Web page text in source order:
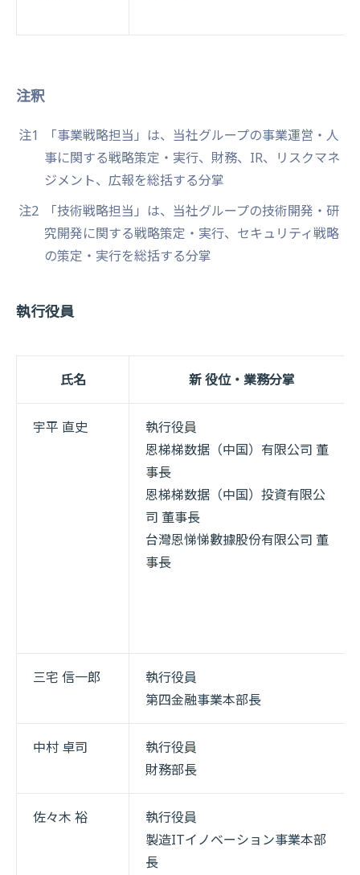
注釈
注1
「事業戦略担当」は、当社グループの事業運営・人
事に関する戦略策定・実行、財務、IR、リスクマネ
ジメント、広報を総括する分掌
注2
「技術戦略担当」は、当社グループの技術開発・研
究開発に関する戦略策定・実行、セキュリティ戦略
の策定・実行を総括する分掌
執行役員
氏名 新 役位・業務分掌
宇平 直史
執行役員
恩梯梯数据（中国）有限公司 董
事長
恩梯梯数据（中国）投資有限公
司 董事長
台灣恩悌悌數據股份有限公司 董
事長
三宅 信一郎
執行役員
第四金融事業本部長
中村 卓司
執行役員
財務部長
佐々木 裕
執行役員
製造ITイノベーション事業本部
長